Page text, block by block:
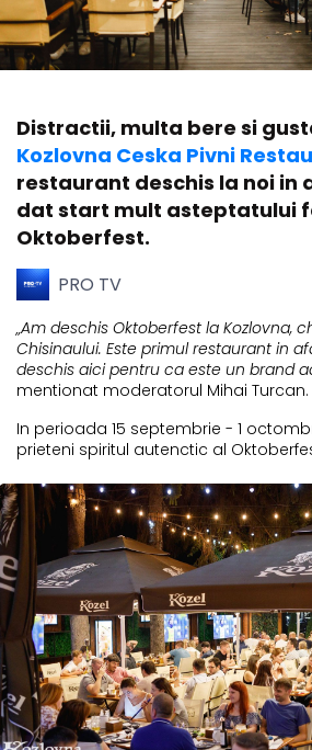
Distractii, multa bere si
Kozlovna Ceska Pivni
restaurant deschis la noi in
dat start mult asteptatului
Oktoberfest.
PRO TV
„Am deschis Oktoberfest la Kozlovna,
Chisinaului. Este primul restaurant in
deschis aici pentru ca este un brand
mentionat moderatorul Mihai Turcan.
In perioada 15 septembrie - 1
prieteni spiritul autenctic al